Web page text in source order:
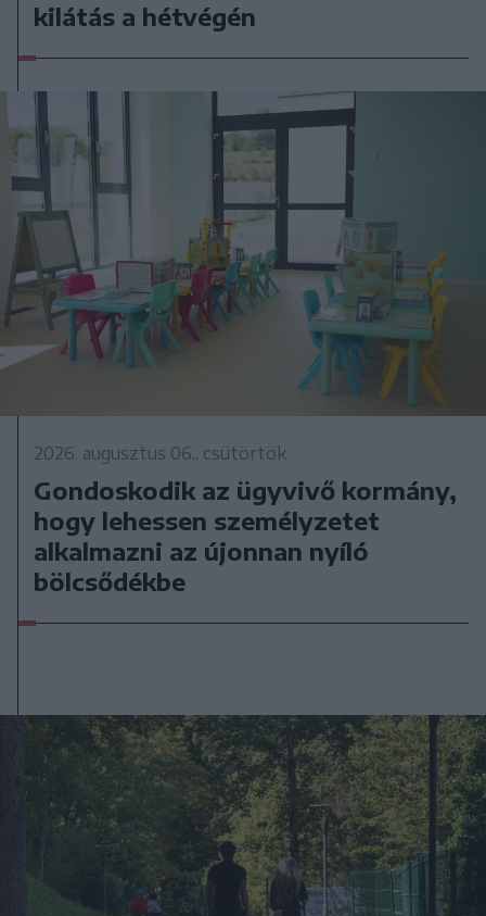
kilátás a hétvégén
2026. augusztus 06., csütörtök
Gondoskodik az ügyvivő kormány,
hogy lehessen személyzetet
alkalmazni az újonnan nyíló
bölcsődékbe